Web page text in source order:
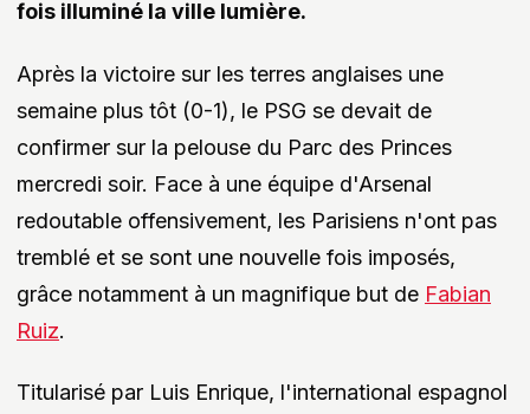
fois illuminé la ville lumière.
Après la victoire sur les terres anglaises une
semaine plus tôt (0-1), le PSG se devait de
confirmer sur la pelouse du Parc des Princes
mercredi soir. Face à une équipe d'Arsenal
redoutable offensivement, les Parisiens n'ont pas
tremblé et se sont une nouvelle fois imposés,
grâce notamment à un magnifique but de Fabian
Ruiz.
Titularisé par Luis Enrique, l'international espagnol